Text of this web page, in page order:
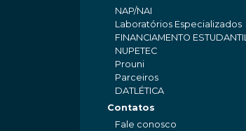
NAP/NAI
Laboratórios Especializados
FINANCIAMENTO
NUPETEC
Prouni
Parceiros
DATLÉTICA
Contatos
Fale conosco